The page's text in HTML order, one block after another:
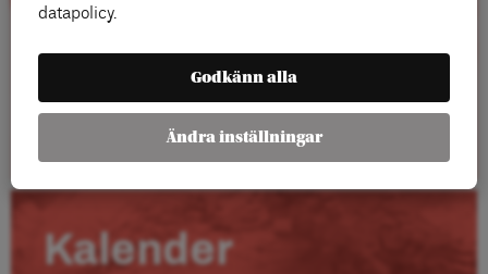
Kalender
datapolicy.
Godkänn alla
Ändra inställningar